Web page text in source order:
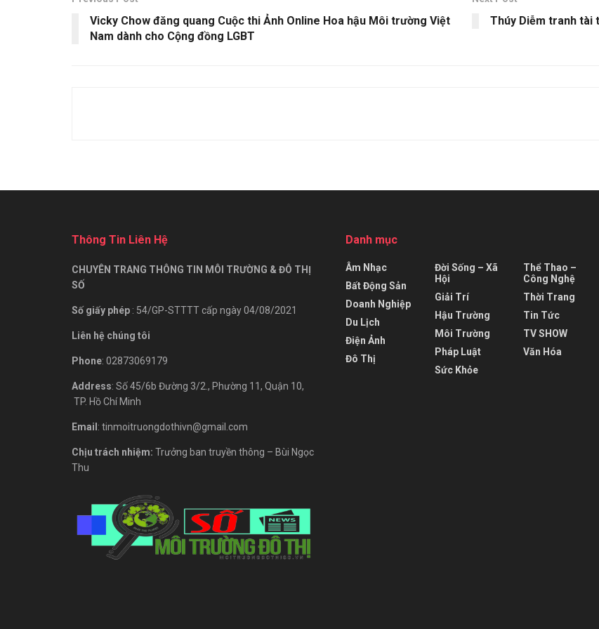
Vicky Chow đăng quang Cuộc thi Ảnh Online Hoa hậu Môi trường Việt
Nam dành cho Cộng đồng LGBT
Thúy Diễm tranh tài
Thông Tin Liên Hệ
CHUYÊN TRANG THÔNG TIN MÔI TRƯỜNG & ĐÔ THỊ
SỐ
Số giấy phép : 54/GP-STTTT cấp ngày 04/08/2021
Liên hệ chúng tôi
Phone: 02873069179
Address: Số 45/6b Đường 3/2., Phường 11, Quận 10,
TP. Hồ Chí Minh
Email : tinmoitruongdothivn@gmail.com
Chịu trách nhiệm: Trưởng ban truyền thông – Bùi Ngọc
Thu
Danh mục
Âm Nhạc
Bất Động Sản
Doanh Nghiệp
Du Lịch
Điện Ảnh
Đô Thị
Đời Sống – Xã
Hội
Giải Trí
Hậu Trường
Môi Trường
Pháp Luật
Sức Khỏe
Thể Thao –
Công Nghệ
Thời Trang
Tin Tức
TV SHOW
Văn Hóa